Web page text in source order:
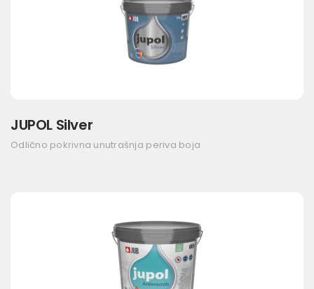
JUPOL Silver
Odlično pokrivna unutrašnja periva boja